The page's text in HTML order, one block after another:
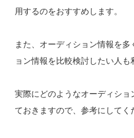
用するのをおすすめします。
また、オーディション情報を
ョン情報を比較検討したい人も
実際にどのようなオーディシ
ておきますので、参考にしてく